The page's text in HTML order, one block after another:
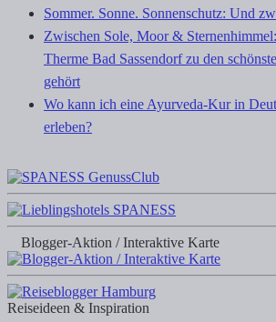
Sommer. Sonne. Sonnenschutz: Und
Zwischen Sole, Moor &
Therme Bad Sassendorf zu den
gehört
Wo kann ich eine Ayurveda-Kur in
erleben?
Blogger-Aktion / Interaktive Karte
Reiseideen & Inspiration